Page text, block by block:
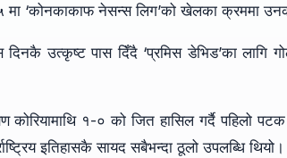
मा ‘कोनकाकाफ नेसन्स लिग’को खेलका क्रममा
उत्कृष्ट पास दिँदै ‘प्रमिस डेभिड’का लागि
कोरियामाथि १-० को जित हासिल गर्दै पहिलो
इतिहासकै सायद सबैभन्दा ठूलो उपलब्धि थियो।